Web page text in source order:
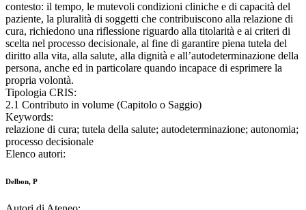
contesto: il tempo, le mutevoli condizioni cliniche e di capacità del
paziente, la pluralità di soggetti che contribuiscono alla relazione di
cura, richiedono una riflessione riguardo alla titolarità e ai criteri di
scelta nel processo decisionale, al fine di garantire piena tutela del
diritto alla vita, alla salute, alla dignità e all’autodeterminazione della
persona, anche ed in particolare quando incapace di esprimere la
propria volontà.
Tipologia CRIS:
2.1 Contributo in volume (Capitolo o Saggio)
Keywords:
relazione di cura; tutela della salute; autodeterminazione; autonomia;
processo decisionale
Elenco autori:
Delbon, P